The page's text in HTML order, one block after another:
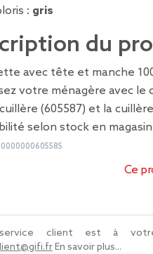
: gris
du
avec tête et manche
votre ménagère avec le
(605587) et la
selon stock en
Ce
client est à
En savoir plus...